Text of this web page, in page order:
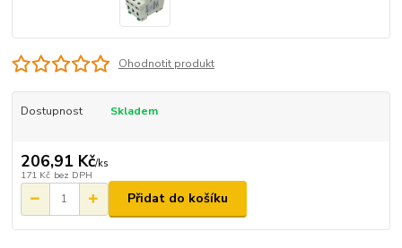
Ohodnotit produkt
Dostupnost Skladem
206,91 Kč/ks
171 Kč bez DPH
Přidat do košíku